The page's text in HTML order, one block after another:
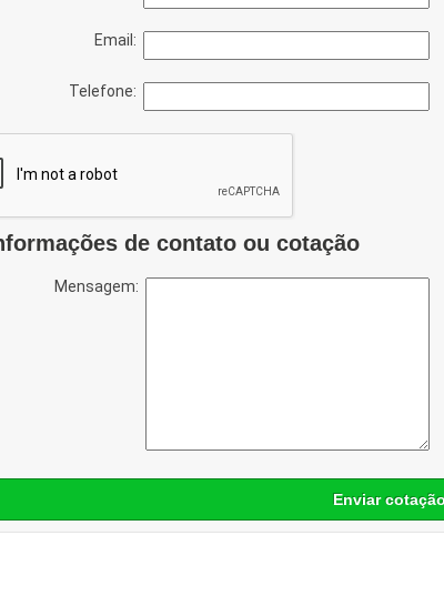
Email:
Telefone:
de contato ou cotação
Mensagem:
Enviar cotação